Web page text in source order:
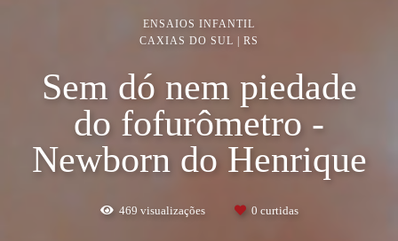
ENSAIOS INFANTIL
CAXIAS DO SUL | RS
Sem dó nem piedade
do fofurômetro -
Newborn do Henrique
469 visualizações 0 curtidas